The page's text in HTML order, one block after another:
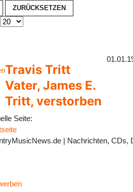
ZURÜCKSETZEN
Travis Tritt
Vater, James E.
Tritt, verstorben
Seite:
| Nachrichten, CDs,